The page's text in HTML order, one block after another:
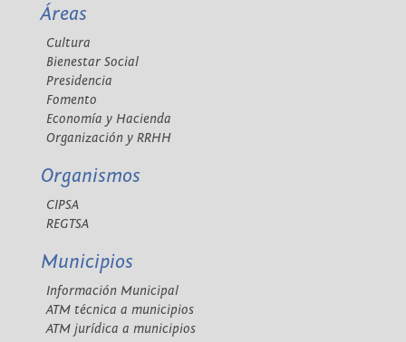
Áreas
Cultura
Bienestar Social
Presidencia
Fomento
Economía y Hacienda
Organización y RRHH
Organismos
CIPSA
REGTSA
Municipios
Información Municipal
ATM técnica a municipios
ATM jurídica a municipios